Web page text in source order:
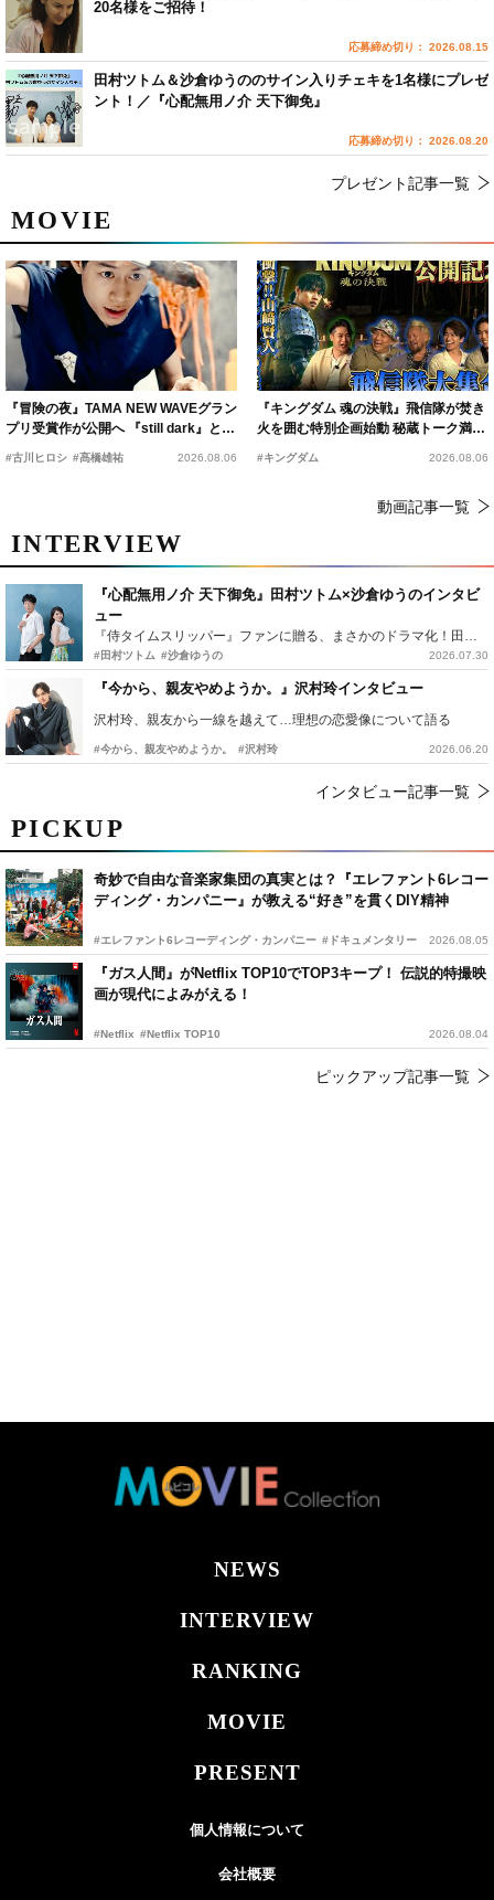
PICKUP
奇妙で自由な音楽家集団の真実とは？『エレファント6レコー
ディング・カンパニー』が教える“好き”を貫くDIY精神
#エレファント6レコーディング・カンパニー #ドキュメンタリー 2026.08.05
『ガス人間』がNetflix TOP10でTOP3キープ！ 伝説的特撮映
画が現代によみがえる！
#Netflix #Netflix TOP10 2026.08.04
ピックアップ記事一覧
MOVIE
『冒険の夜』TAMA NEW WAVEグラン
プリ受賞作が公開へ 『still dark』と同
時上映決定
#古川ヒロシ #髙橋雄祐 2026.08.06
『キングダム 魂の決戦』飛信隊が焚き
火を囲む特別企画始動 秘蔵トーク満載
の“キングダムキャンプ”開催
#キングダム 2026.08.06
動画記事一覧
INTERVIEW
『心配無用ノ介 天下御免』田村ツトム×沙倉ゆうのインタビ
ュー
『侍タイムスリッパー』ファンに贈る、まさかのドラマ化！田村ツトム×沙倉ゆうのが語る『心配無用ノ介』撮影秘話
#田村ツトム #沙倉ゆうの 2026.07.30
『今から、親友やめようか。』沢村玲インタビュー
沢村玲、親友から一線を越えて…理想の恋愛像について語る
#今から、親友やめようか。 #沢村玲 2026.06.20
インタビュー記事一覧
20名様をご招待！
応募締め切り： 2026.08.15
田村ツトム＆沙倉ゆうののサイン入りチェキを1名様にプレゼ
ント！／『心配無用ノ介 天下御免』
応募締め切り： 2026.08.20
プレゼント記事一覧
NEWS
INTERVIEW
RANKING
MOVIE
PRESENT
個人情報について
会社概要